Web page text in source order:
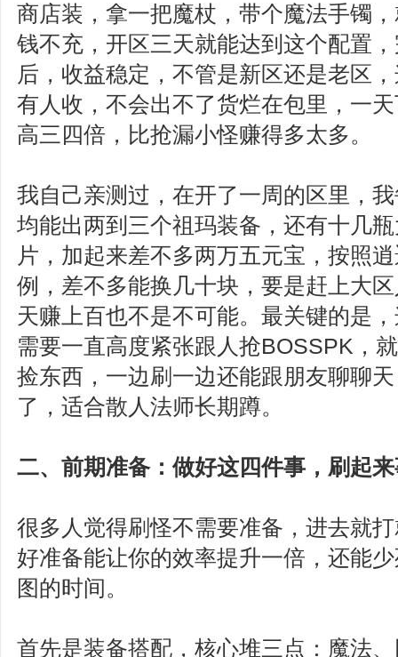
商店装，拿一把魔杖，带个魔法手镯
钱不充，开区三天就能达到这个配置
后，收益稳定，不管是新区还是老区
有人收，不会出不了货烂在包里，一
高三四倍，比抢漏小怪赚得多太多。
我自己亲测过，在开了一周的区里，
均能出两到三个祖玛装备，还有十几
片，加起来差不多两万五元宝，按照
例，差不多能换几十块，要是赶上大
天赚上百也不是不可能。最关键的是
需要一直高度紧张跟人抢BOSSPK，
捡东西，一边刷一边还能跟朋友聊聊
了，适合散人法师长期蹲。
二、前期准备：做好这四件事，刷起
很多人觉得刷怪不需要准备，进去就
好准备能让你的效率提升一倍，还能
图的时间。
首先是装备搭配，核心堆三点：魔法